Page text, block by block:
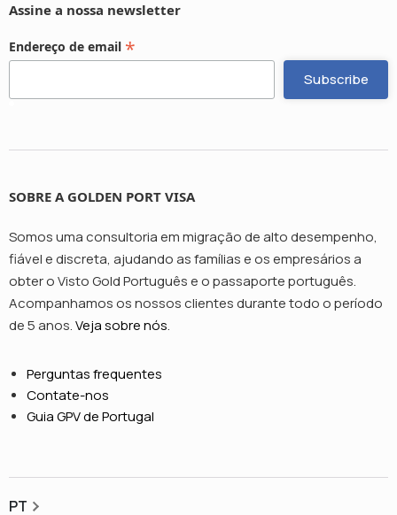
Assine a nossa newsletter
Endereço de email *
SOBRE A GOLDEN PORT VISA
Somos uma consultoria em migração de alto desempenho,
fiável e discreta, ajudando as famílias e os empresários a
obter o Visto Gold Português e o passaporte português.
Acompanhamos os nossos clientes durante todo o período
de 5 anos.Veja sobre nós.
Perguntas frequentes
Contate-nos
Guia GPV de Portugal
PT